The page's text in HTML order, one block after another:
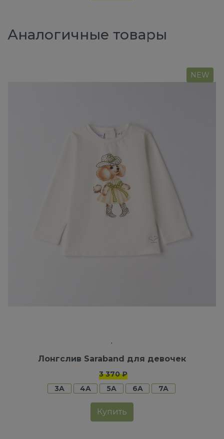
Аналогичные товары
NEW
Лонгслив Saraband для девочек
3 370 ₽
3A
4A 5A 6A 7A
Купить